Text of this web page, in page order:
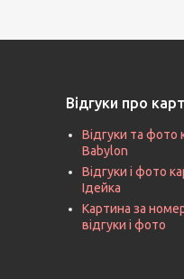
Відгуки про
Відгуки та фото
Babylon
Відгуки і фото
Ідейка
Картина за
відгуки і фото